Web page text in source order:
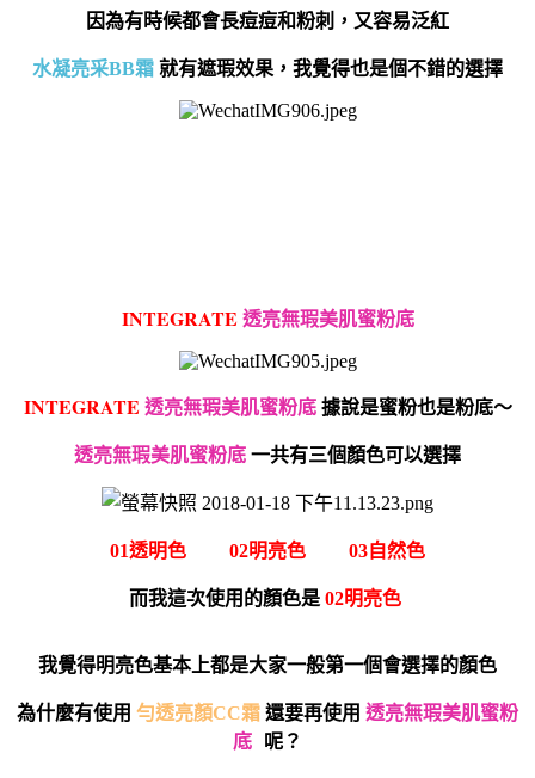
因為有時候都會長痘痘和粉刺，又容易泛紅
水凝亮采BB霜 就有遮瑕效果，我覺得也是個不錯的選擇
INTEGRATE 透亮無瑕美肌蜜粉底
INTEGRATE 透亮無瑕美肌蜜粉底 據說是蜜粉也是粉底～
透亮無瑕美肌蜜粉底 一共有三個顏色可以選擇
01透明色 02明亮色 03自然色
而我這次使用的顏色是 02明亮色
我覺得明亮色基本上都是大家一般第一個會選擇的顏色
為什麼有使用 勻透亮顏CC霜 還要再使用 透亮無瑕美肌蜜粉
底
呢？